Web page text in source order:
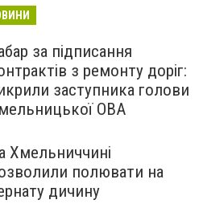
за підписання
з ремонту доріг:
заступника голови
ОВА
Хмельниччині
полювати на
дичину